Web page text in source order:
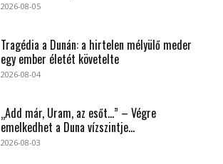
2026-08-05
Tragédia a Dunán: a hirtelen mélyülő meder
egy ember életét követelte
2026-08-04
„Add már, Uram, az esőt…” – Végre
emelkedhet a Duna vízszintje...
2026-08-03